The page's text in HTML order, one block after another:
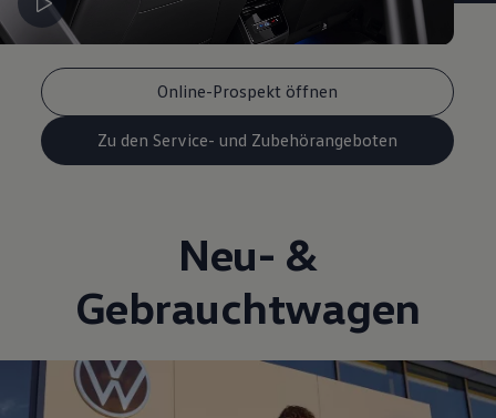
Online-Prospekt öffnen
Zu den Service- und Zubehörangeboten
Neu- &
Gebrauchtwagen